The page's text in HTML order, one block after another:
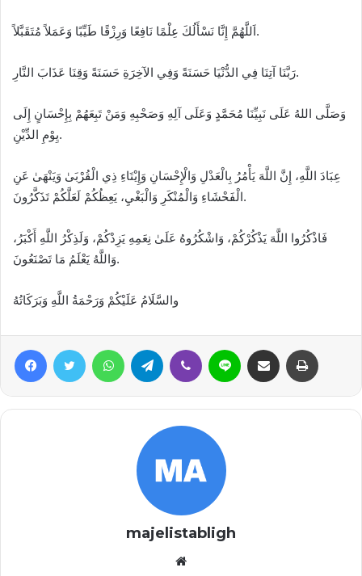
اَللَّهُمَّ إِنَّا نَسْأَلُكَ عِلْمًا نَافِعًا وَرِزْقًا طَيِّبًا وَعَمَلاً مُتَقَبَّلاً.
رَبَّنَا آتِنَا فِي الدُّنْيَا حَسَنَةً وَفِي الآخِرَةِ حَسَنَةً وَقِنَا عَذَابَ النَّارِ.
وَصَلَّى اللهُ عَلَى نَبِيِّنَا مُحَمَّدٍ وَعَلَى آلِهِ وَصَحْبِهِ وَمَنْ تَبِعَهُمْ بِإِحْسَانٍ إِلَى
يِوْمِ الدِّيْنِ.
عِبَادَ اللَّهِ، إِنَّ اللَّهَ يَأْمُرُ بِالْعَدْلِ وَالْإِحْسَانِ وَإِيْتَاءِ ذِي الْقُرْبَىٰ وَيَنْهَىٰ عَنِ
الْفَحْشَاءِ وَالْمُنْكَرِ وَالْبَغْيِ، يَعِظُكُمْ لَعَلَّكُمْ تَذَكَّرُونَ.
فَاذْكُرُوا اللَّهَ يَذْكُرْكُمْ، وَاشْكُرُوهُ عَلَىٰ نِعَمِهِ يَزِدْكُمْ، وَلَذِكْرُ اللَّهِ أَكْبَرُ،
وَاللَّهُ يَعْلَمُ مَا تَصْنَعُونَ.
والسَّلَامُ عَلَيْكُمْ وَرَحْمَةُ اللَّهِ وَبَرَكَاتُهُ
Facebook Twitter WhatsApp Telegram Viber Line Share via Email
majelistabligh